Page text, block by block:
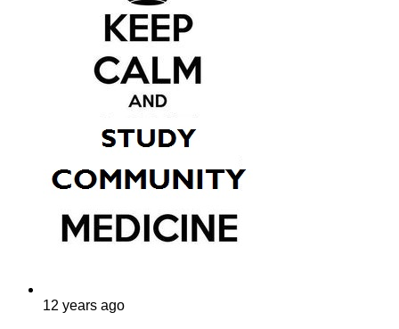
12 years ago